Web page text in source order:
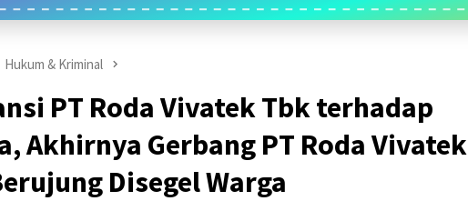
Hukum & Kriminal
PT Roda Vivatek Tbk terhadap
Akhirnya Gerbang PT Roda Vivatek
Disegel Warga